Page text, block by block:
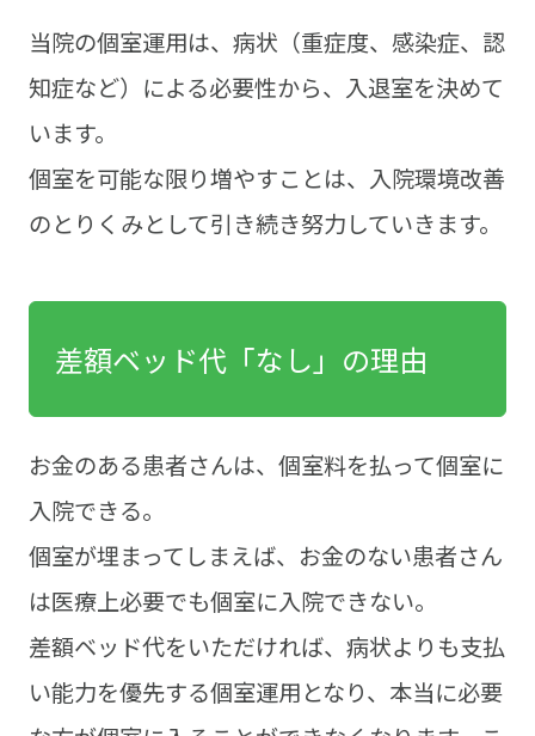
当院の個室運用は、病状（重症度、感染症、認
知症など）による必要性から、入退室を決めて
います。
個室を可能な限り増やすことは、入院環境改善
のとりくみとして引き続き努力していきます。
差額ベッド代「なし」の理由
お金のある患者さんは、個室料を払って個室に
入院できる。
個室が埋まってしまえば、お金のない患者さん
は医療上必要でも個室に入院できない。
差額ベッド代をいただければ、病状よりも支払
い能力を優先する個室運用となり、本当に必要